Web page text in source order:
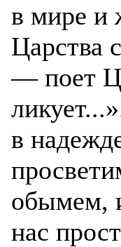
в мире и
Царства
— поет
в
обымем,
нас